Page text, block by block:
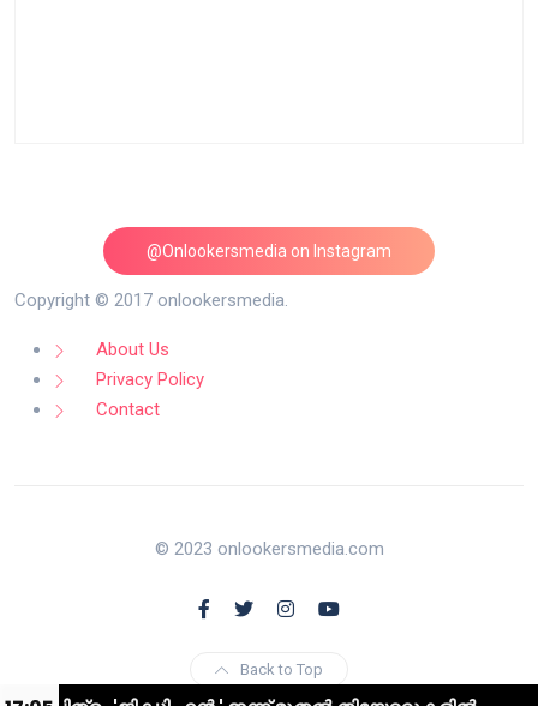
@Onlookersmedia on Instagram
Follow on Instagram
Copyright © 2017 onlookersmedia.
About Us
Privacy Policy
Contact
© 2023 onlookersmedia.com
Back to Top